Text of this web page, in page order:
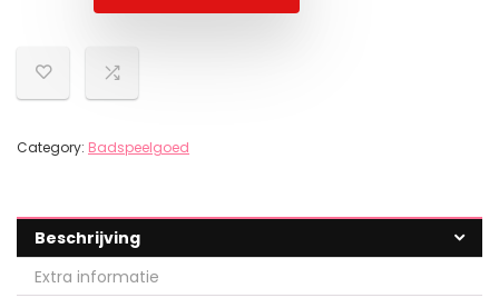
Category: Badspeelgoed
Beschrijving
Extra informatie